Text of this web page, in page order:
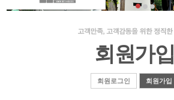
주택전시관 / 오시는길
회원가입
회원로그인 회원가입